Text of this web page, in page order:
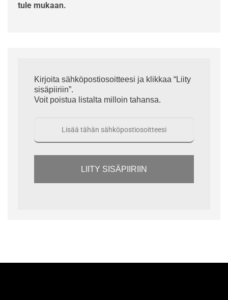
tule mukaan.
Kirjoita sähköpostiosoitteesi ja klikkaa “Liity
sisäpiiriin”.
Voit poistua listalta milloin tahansa.
LIITY SISÄPIIRIIN